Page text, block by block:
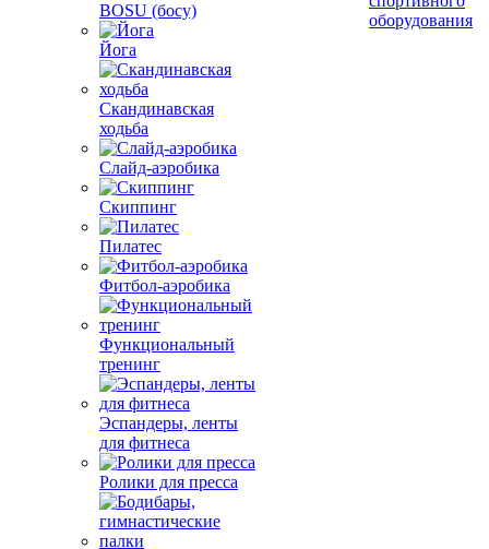
BOSU (босу)
Йога
Скандинавская
ходьба
Слайд-аэробика
Скиппинг
Пилатес
Фитбол-аэробика
Функциональный
тренинг
Эспандеры, ленты
для фитнеса
Ролики для пресса
оборудования